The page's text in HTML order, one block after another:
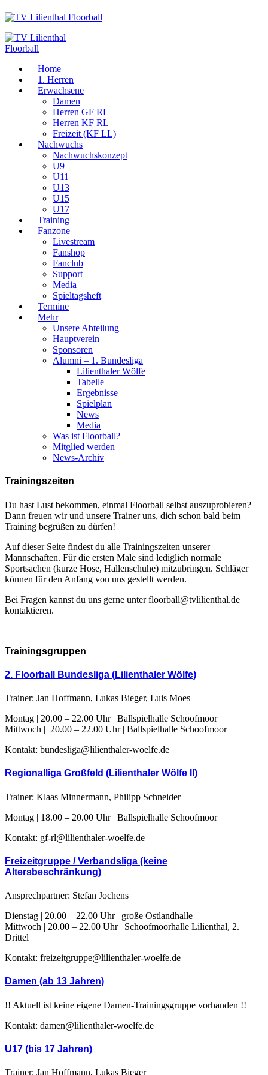
Home
1. Herren
Erwachsene
Damen
Herren GF RL
Herren KF RL
Freizeit (KF LL)
Nachwuchs
Nachwuchskonzept
U9
U11
U13
U15
U17
Training
Fanzone
Livestream
Fanshop
Fanclub
Support
Media
Spieltagsheft
Termine
Mehr
Unsere Abteilung
Hauptverein
Sponsoren
Alumni – 1. Bundesliga
Lilienthaler Wölfe
Tabelle
Ergebnisse
Spielplan
News
Media
Was ist Floorball?
Mitglied werden
News-Archiv
Trainingszeiten
Du hast Lust bekommen, einmal Floorball selbst auszuprobieren?
Dann freuen wir und unsere Trainer uns, dich schon bald beim
Training begrüßen zu dürfen!
Auf dieser Seite findest du alle Trainingszeiten unserer
Mannschaften. Für die ersten Male sind lediglich normale
Sportsachen (kurze Hose, Hallenschuhe) mitzubringen. Schläger
können für den Anfang von uns gestellt werden.
Bei Fragen kannst du uns gerne unter floorball@tvlilienthal.de
kontaktieren.
Trainingsgruppen
2. Floorball Bundesliga (Lilienthaler Wölfe)
Trainer: Jan Hoffmann, Lukas Bieger, Luis Moes
Montag | 20.00 – 22.00 Uhr | Ballspielhalle Schoofmoor
Mittwoch | 20.00 – 22.00 Uhr | Ballspielhalle Schoofmoor
Kontakt: bundesliga@lilienthaler-woelfe.de
Regionalliga Großfeld (Lilienthaler Wölfe II)
Trainer: Klaas Minnermann, Philipp Schneider
Montag | 18.00 – 20.00 Uhr | Ballspielhalle Schoofmoor
Kontakt: gf-rl@lilienthaler-woelfe.de
Freizeitgruppe / Verbandsliga (keine
Altersbeschränkung)
Ansprechpartner: Stefan Jochens
Dienstag | 20.00 – 22.00 Uhr | große Ostlandhalle
Mittwoch | 20.00 – 22.00 Uhr | Schoofmoorhalle Lilienthal, 2.
Drittel
Kontakt: freizeitgruppe@lilienthaler-woelfe.de
Damen (ab 13 Jahren)
!! Aktuell ist keine eigene Damen-Trainingsgruppe vorhanden !!
Kontakt: damen@lilienthaler-woelfe.de
U17 (bis 17 Jahren)
Trainer: Jan Hoffmann, Lukas Bieger